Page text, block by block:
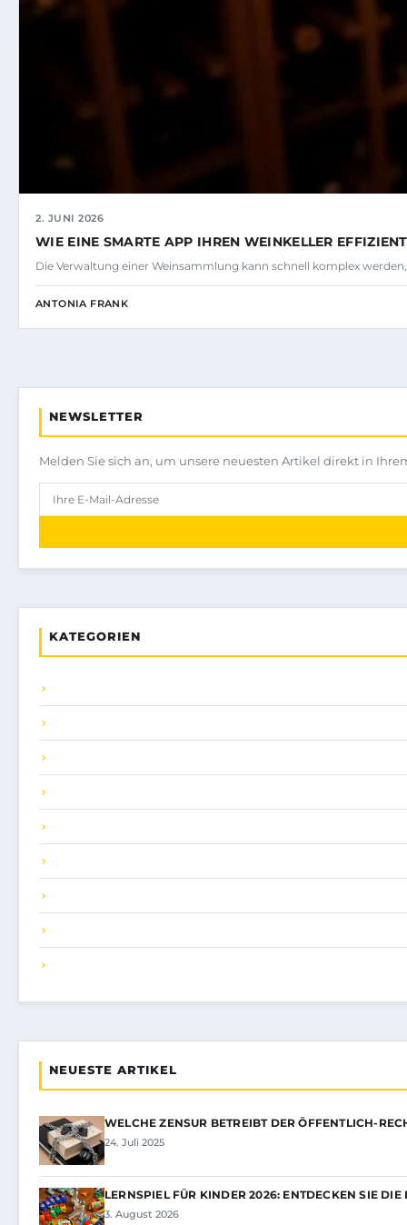
2. JUNI 2026
WIE EINE SMARTE APP IHREN WEINKELLER
Die Verwaltung einer Weinsammlung kann schnell komplex
ANTONIA FRANK
NEWSLETTER
Melden Sie sich an, um unsere neuesten Artikel direkt in
KATEGORIEN
NEUESTE ARTIKEL
WELCHE ZENSUR BETREIBT DER ÖFFENTLICH-
24. Juli 2025
LERNSPIEL FÜR KINDER 2026: ENTDECKEN SIE DIE
3. August 2026